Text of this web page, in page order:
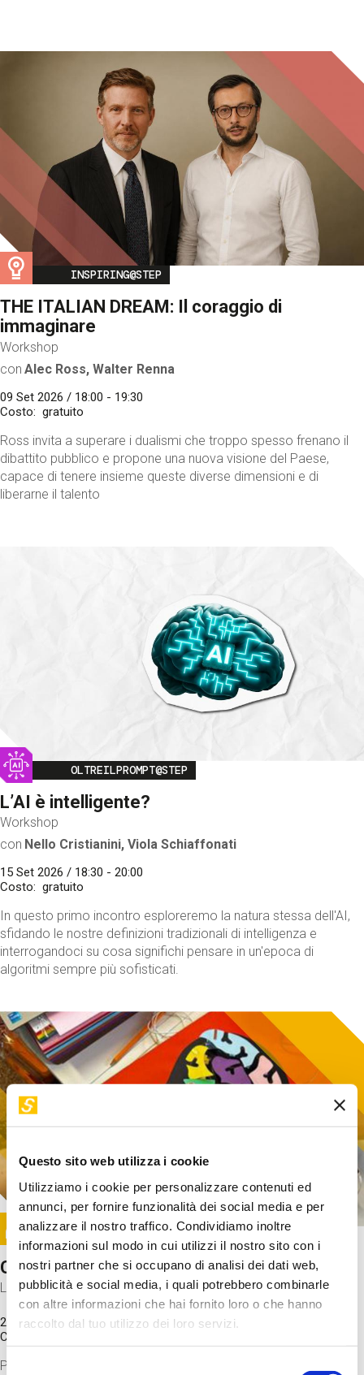
Questo sito web utilizza i cookie
Utilizziamo i cookie per personalizzare contenuti ed
annunci, per fornire funzionalità dei social media e per
analizzare il nostro traffico. Condividiamo inoltre
informazioni sul modo in cui utilizzi il nostro sito con i
nostri partner che si occupano di analisi dei dati web,
pubblicità e social media, i quali potrebbero combinarle
con altre informazioni che hai fornito loro o che hanno
raccolto dal tuo utilizzo dei loro servizi.
Selezione
Image
INSPIRING@STEP
THE ITALIAN DREAM: Il coraggio di
immaginare
Workshop
con Alec Ross, Walter Renna
09 Set 2026 / 18:00 - 19:30
Costo
gratuito
Ross invita a superare i dualismi che troppo spesso frenano il
dibattito pubblico e propone una nuova visione del Paese,
capace di tenere insieme queste diverse dimensioni e di
liberarne il talento
Image
OLTREILPROMPT@STEP
L’AI è intelligente?
Workshop
con Nello Cristianini, Viola Schiaffonati
15 Set 2026 / 18:30 - 20:00
Costo
gratuito
In questo primo incontro esploreremo la natura stessa dell'AI,
sfidando le nostre definizioni tradizionali di intelligenza e
interrogandoci su cosa significhi pensare in un'epoca di
algoritmi sempre più sofisticati.
Image
SUNDAY@STEP
Come funziona il cervello?
Laboratorio
20 Set 2026 / 11:15 - 13:00
Costo
Proveremo a costruire un cervello in cartoncino cercando di